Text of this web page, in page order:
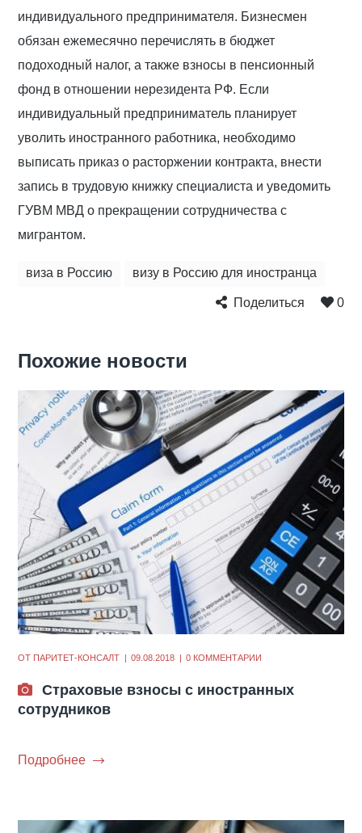
индивидуального предпринимателя. Бизнесмен
обязан ежемесячно перечислять в бюджет
подоходный налог, а также взносы в пенсионный
фонд в отношении нерезидента РФ. Если
индивидуальный предприниматель планирует
уволить иностранного работника, необходимо
выписать приказ о расторжении контракта, внести
запись в трудовую книжку специалиста и уведомить
ГУВМ МВД о прекращении сотрудничества с
мигрантом.
виза в Россию визу в Россию для иностранца
Поделиться 0
Похожие новости
ОТ ПАРИТЕТ-КОНСАЛТ 09.08.2018 0 КОММЕНТАРИИ
Страховые взносы с иностранных
сотрудников
Подробнее